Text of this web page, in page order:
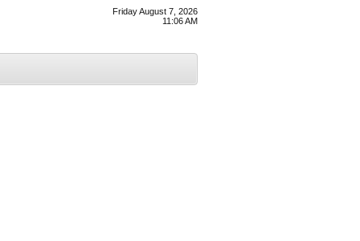
Friday August 7, 2026
11:06 AM